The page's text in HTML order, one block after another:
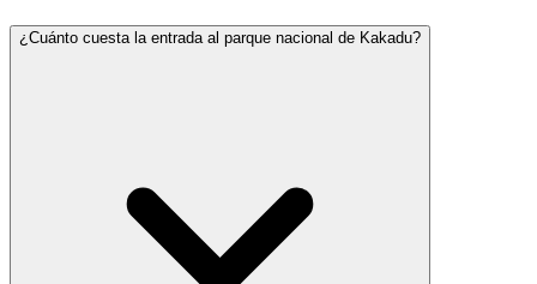
¿Cuánto cuesta la entrada al parque nacional de Kakadu?